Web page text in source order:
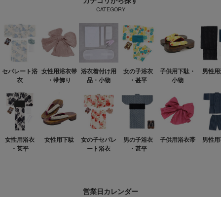
CATEGORY
セパレート浴
衣
女性用浴衣帯
・帯飾り
浴衣着付け用
品・小物
女の子浴衣
・甚平
子供用下駄・
小物
男性
女性用浴衣
・甚平
女性用下駄
女の子セパレ
ート浴衣
男の子浴衣
・甚平
子供用浴衣帯 男性
営業日カレンダー